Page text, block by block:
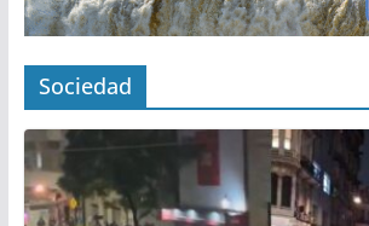
Sociedad